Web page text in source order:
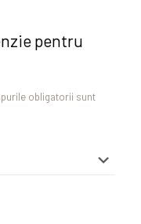
pentru
obligatorii sunt